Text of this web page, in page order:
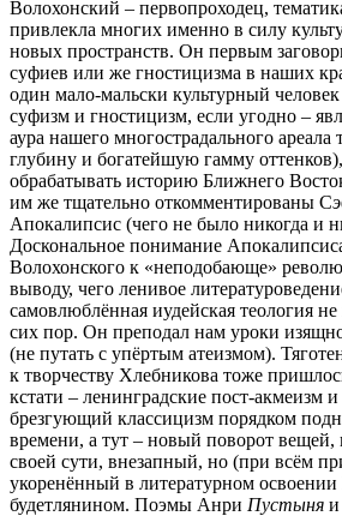
Волохонский – первопроходец,
привлекла многих именно в силу
новых пространств. Он первым
суфиев или же гностицизма в наших
один мало-мальски культурный
суфизм и гностицизм, если угодно –
аура нашего многострадального ареала
глубину и богатейшую гамму
обрабатывать историю Ближнего
им же тщательно откомментированы Сэ
Апокалипсис (чего не было никогда и
Доскональное понимание
Волохонского к «неподобающе»
выводу, чего ленивое
самовлюблённая иудейская теология не
сих пор. Он преподал нам уроки
(не путать с упёртым атеизмом).
к творчеству Хлебникова тоже
кстати – ленинградские пост-акмеизм
брезгующий классицизм порядком
времени, а тут – новый поворот вещей,
своей сути, внезапный, но (при всём
укоренённый в литературном
будетлянином. Поэмы Анри Пустыня и